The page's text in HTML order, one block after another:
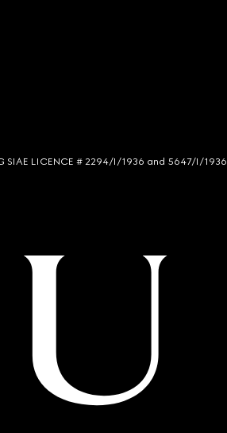
SIAE LICENCE # 2294/I/1936 and 5647/I/1936